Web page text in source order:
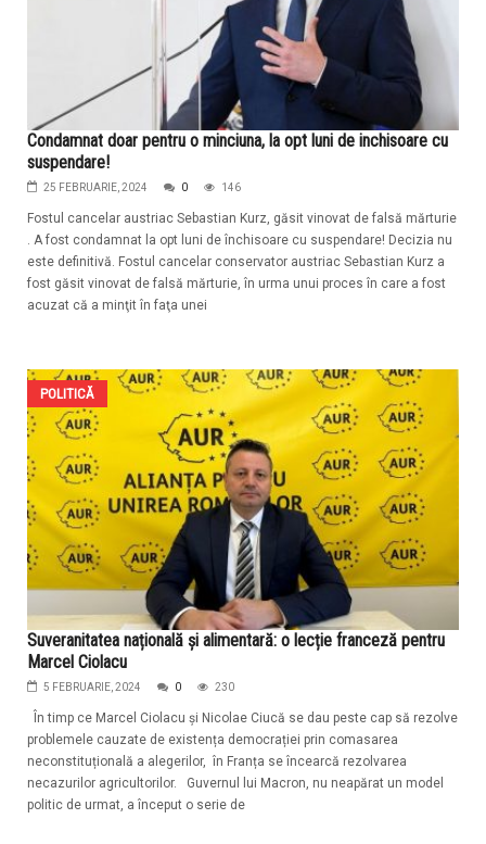
Condamnat doar pentru o minciuna, la opt luni de inchisoare cu
suspendare!
25 FEBRUARIE, 2024 0 146
Fostul cancelar austriac Sebastian Kurz, găsit vinovat de falsă mărturie
. A fost condamnat la opt luni de închisoare cu suspendare! Decizia nu
este definitivă. Fostul cancelar conservator austriac Sebastian Kurz a
fost găsit vinovat de falsă mărturie, în urma unui proces în care a fost
acuzat că a minţit în faţa unei
POLITICĂ
Suveranitatea națională și alimentară: o lecție franceză pentru
Marcel Ciolacu
5 FEBRUARIE, 2024 0 230
În timp ce Marcel Ciolacu și Nicolae Ciucă se dau peste cap să rezolve
problemele cauzate de existența democrației prin comasarea
neconstituțională a alegerilor, în Franța se încearcă rezolvarea
necazurilor agricultorilor. Guvernul lui Macron, nu neapărat un model
politic de urmat, a început o serie de